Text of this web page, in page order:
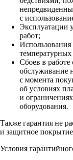
с
Эксплуатации
работ;
Сбоев в работе
обслуживание
с момента
об условиях
и
оборудования.
Также гарантия не
и защитное
Условия